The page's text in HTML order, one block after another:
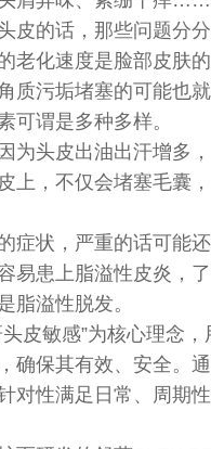
皮的话，那些问题分
老化速度是脸部皮肤
质污垢堵塞的可能也
可谓是多种多样。
为头皮出油出汗增多
上，不仅会堵塞毛囊
症状，严重的话可能
易患上脂溢性皮炎，
脂溢性脱发。
皮敏感”为核心理念
确保其有效、安全。
对性满足日常、周期